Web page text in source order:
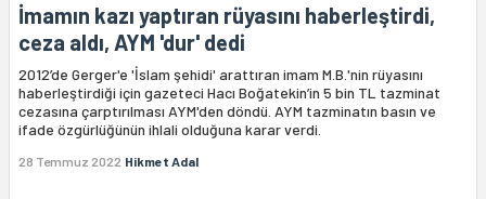
İmamın kazı yaptıran rüyasını haberleştirdi,
ceza aldı, AYM 'dur' dedi
2012’de Gerger'e 'İslam şehidi' arattıran imam M.B.'nin rüyasını
haberleştirdiği için gazeteci Hacı Boğatekin’in 5 bin TL tazminat
cezasına çarptırılması AYM'den döndü. AYM tazminatın basın ve
ifade özgürlüğünün ihlali olduğuna karar verdi.
28 Temmuz 2022 Hikmet Adal